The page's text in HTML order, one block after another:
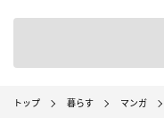
トップ 暮らす マンガ